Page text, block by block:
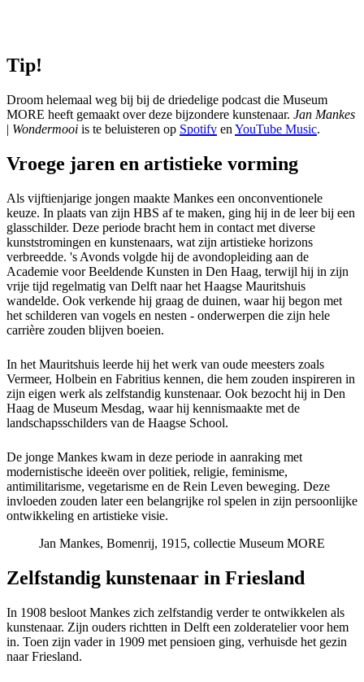
Tip!
Droom helemaal weg bij bij de driedelige podcast die Museum
MORE heeft gemaakt over deze bijzondere kunstenaar. Jan Mankes
| Wondermooi is te beluisteren op Spotify en YouTube Music.
Vroege jaren en artistieke vorming
Als vijftienjarige jongen maakte Mankes een onconventionele
keuze. In plaats van zijn HBS af te maken, ging hij in de leer bij een
glasschilder. Deze periode bracht hem in contact met diverse
kunststromingen en kunstenaars, wat zijn artistieke horizons
verbreedde. 's Avonds volgde hij de avondopleiding aan de
Academie voor Beeldende Kunsten in Den Haag, terwijl hij in zijn
vrije tijd regelmatig van Delft naar het Haagse Mauritshuis
wandelde. Ook verkende hij graag de duinen, waar hij begon met
het schilderen van vogels en nesten - onderwerpen die zijn hele
carrière zouden blijven boeien.
In het Mauritshuis leerde hij het werk van oude meesters zoals
Vermeer, Holbein en Fabritius kennen, die hem zouden inspireren in
zijn eigen werk als zelfstandig kunstenaar. Ook bezocht hij in Den
Haag de Museum Mesdag, waar hij kennismaakte met de
landschapsschilders van de Haagse School.
De jonge Mankes kwam in deze periode in aanraking met
modernistische ideeën over politiek, religie, feminisme,
antimilitarisme, vegetarisme en de Rein Leven beweging. Deze
invloeden zouden later een belangrijke rol spelen in zijn persoonlijke
ontwikkeling en artistieke visie.
Jan Mankes, Bomenrij, 1915, collectie Museum MORE
Zelfstandig kunstenaar in Friesland
In 1908 besloot Mankes zich zelfstandig verder te ontwikkelen als
kunstenaar. Zijn ouders richtten in Delft een zolderatelier voor hem
in. Toen zijn vader in 1909 met pensioen ging, verhuisde het gezin
naar Friesland.